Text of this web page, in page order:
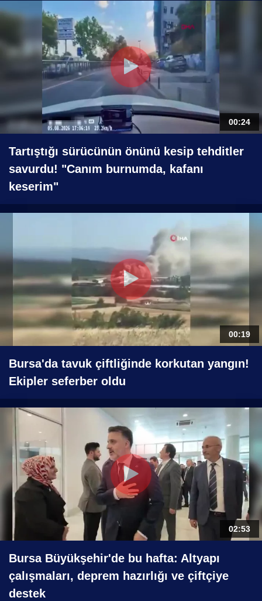
00:24
Tartıştığı sürücünün önünü kesip tehditler
savurdu! "Canım burnumda, kafanı
keserim"
00:19
Bursa'da tavuk çiftliğinde korkutan yangın!
Ekipler seferber oldu
02:53
Bursa Büyükşehir'de bu hafta: Altyapı
çalışmaları, deprem hazırlığı ve çiftçiye
destek